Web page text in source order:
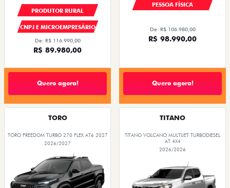
PRODUTOR RURAL
CNPJ E MICROEMPRESÁRIO
De: R$ 116.990,00
R$ 89.980,00
Quero agora!
PESSOA FÍSICA
De: R$ 106.980,00
R$ 98.990,00
Quero agora!
TORO
TORO FREEDOM TURBO 270 FLEX AT6 2027
2026/2027
TITANO
TITANO VOLCANO MULTIJET TURBODIESEL
AT 4X4
2026/2026